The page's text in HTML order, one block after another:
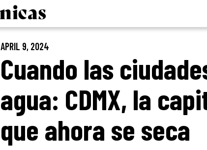
APRIL 9, 2024
Cuando las
agua: CDMX, la
que ahora se seca